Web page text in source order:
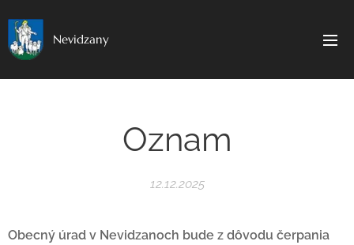
Nevidzany
Oznam
12.12.2025
Obecný úrad v Nevidzanoch bude z dôvodu čerpania